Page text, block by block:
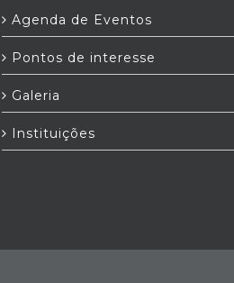
Agenda de Eventos
Pontos de interesse
Galeria
Instituições